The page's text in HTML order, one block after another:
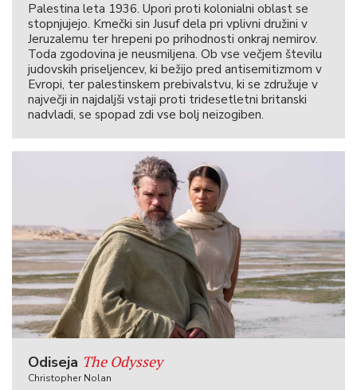
Palestina leta 1936. Upori proti kolonialni oblast se
stopnjujejo. Kmečki sin Jusuf dela pri vplivni družini v
Jeruzalemu ter hrepeni po prihodnosti onkraj nemirov.
Toda zgodovina je neusmiljena. Ob vse večjem številu
judovskih priseljencev, ki bežijo pred antisemitizmom v
Evropi, ter palestinskem prebivalstvu, ki se združuje v
največji in najdaljši vstaji proti tridesetletni britanski
nadvladi, se spopad zdi vse bolj neizogiben.
Odiseja The Odyssey
Christopher Nolan